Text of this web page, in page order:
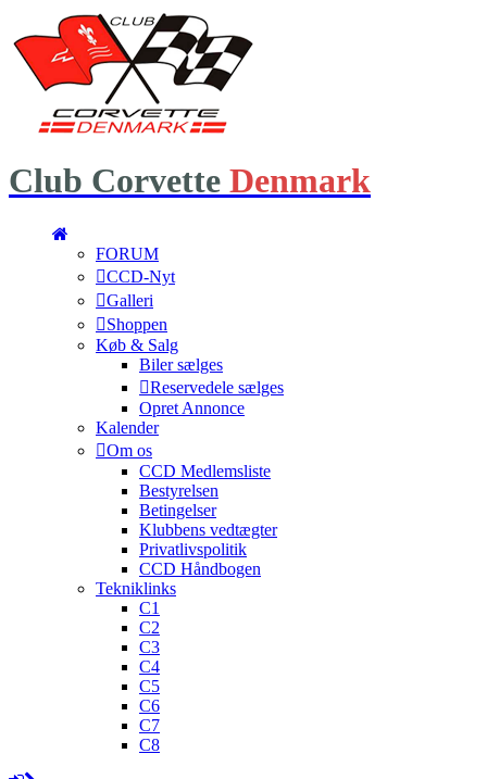
Club Corvette Denmark
FORUM
CCD-Nyt
Galleri
Shoppen
Køb & Salg
Biler sælges
Reservedele sælges
Opret Annonce
Kalender
Om os
CCD Medlemsliste
Bestyrelsen
Betingelser
Klubbens vedtægter
Privatlivspolitik
CCD Håndbogen
Tekniklinks
C1
C2
C3
C4
C5
C6
C7
C8